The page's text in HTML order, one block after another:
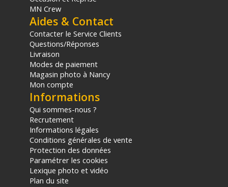
MN Crew
Aides & Contact
Contacter le Service Clients
Questions/Réponses
Livraison
Modes de paiement
Magasin photo à Nancy
Mon compte
Informations
Qui sommes-nous ?
Recrutement
Informations légales
Conditions générales de vente
Protection des données
Paramétrer les cookies
Lexique photo et vidéo
Plan du site